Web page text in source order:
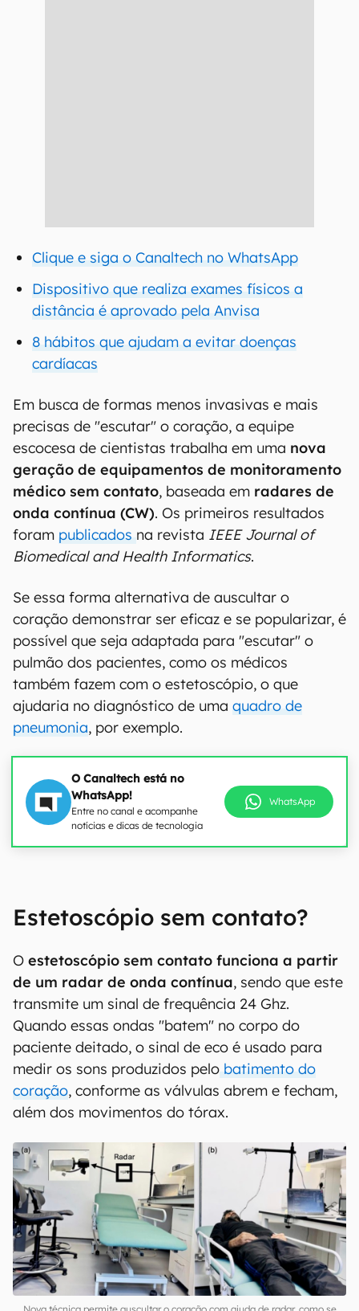
Clique e siga o Canaltech no WhatsApp
Dispositivo que realiza exames físicos a
distância é aprovado pela Anvisa
8 hábitos que ajudam a evitar doenças
cardíacas
Em busca de formas menos invasivas e mais
precisas de "escutar" o coração, a equipe
escocesa de cientistas trabalha em uma nova
geração de equipamentos de monitoramento
médico sem contato, baseada em radares de
onda contínua (CW). Os primeiros resultados
foram publicados na revista IEEE Journal of
Biomedical and Health Informatics.
Se essa forma alternativa de auscultar o
coração demonstrar ser eficaz e se popularizar, é
possível que seja adaptada para "escutar" o
pulmão dos pacientes, como os médicos
também fazem com o estetoscópio, o que
ajudaria no diagnóstico de uma quadro de
pneumonia, por exemplo.
O Canaltech está no
WhatsApp!
Entre no canal e acompanhe
notícias e dicas de tecnologia
WhatsApp
Estetoscópio sem contato?
O estetoscópio sem contato funciona a partir
de um radar de onda contínua, sendo que este
transmite um sinal de frequência 24 Ghz.
Quando essas ondas "batem" no corpo do
paciente deitado, o sinal de eco é usado para
medir os sons produzidos pelo batimento do
coração, conforme as válvulas abrem e fecham,
além dos movimentos do tórax.